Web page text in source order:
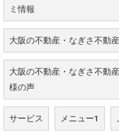
ミ情報
大阪の不動産・なぎさ不動
大阪の不動産・なぎさ不動
様の声
サービス メニュー1